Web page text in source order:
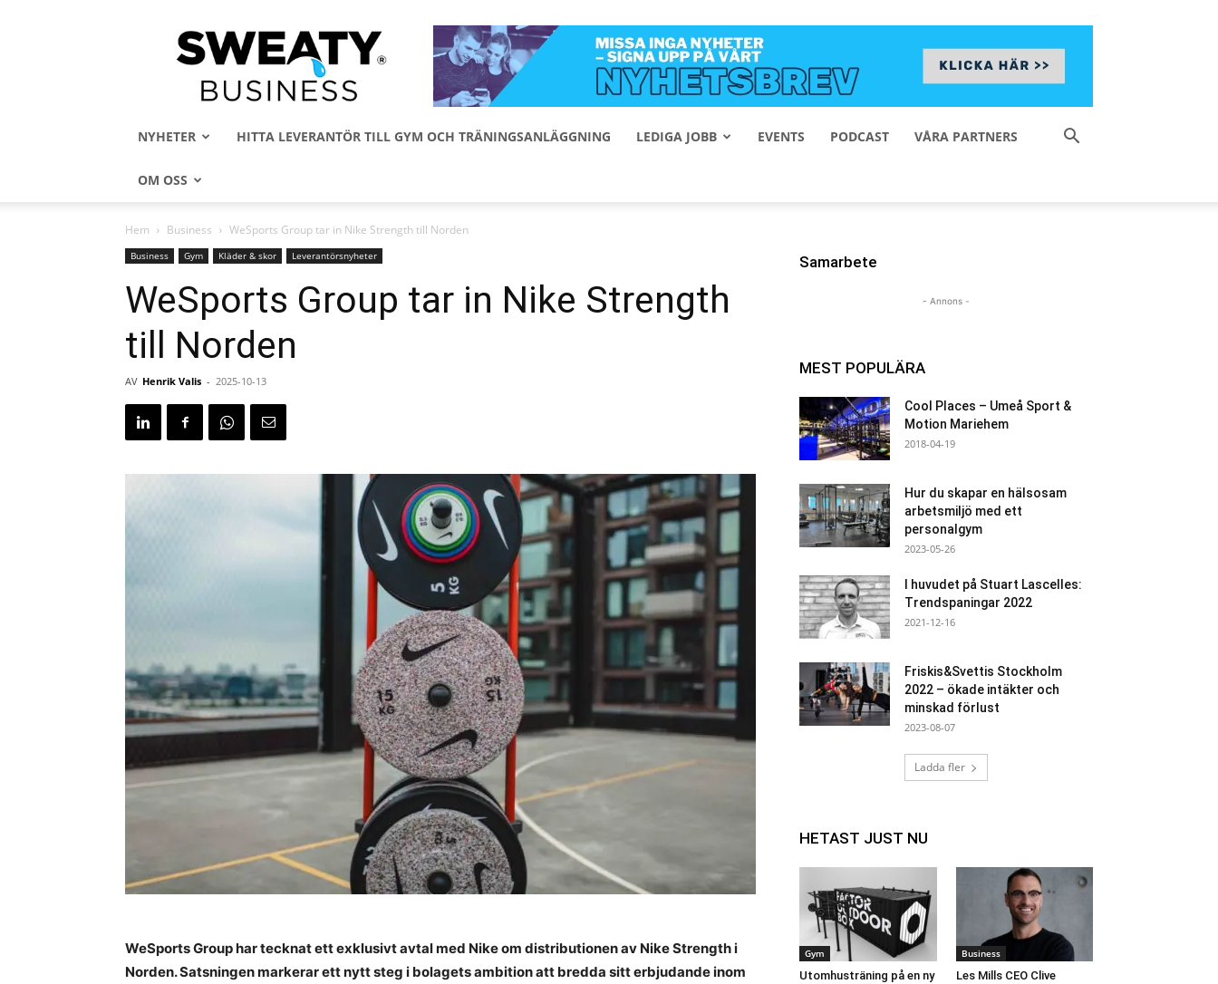
Sweaty
Business
NYHETER HITTA LEVERANTÖR TILL GYM OCH TRÄNINGSANLÄGGNING LEDIGA JOBB EVENTS PODCAST VÅRA PARTNERS
OM OSS
Hem Business WeSports Group tar in Nike Strength till Norden
Business Gym Kläder & skor Leverantörsnyheter
WeSports Group tar in Nike Strength
till Norden
AV Henrik Valis - 2025-10-13
WeSports Group har tecknat ett exklusivt avtal med Nike om distributionen av Nike Strength i
Norden. Satsningen markerar ett nytt steg i bolagets ambition att bredda sitt erbjudande inom
Samarbete
- Annons -
MEST POPULÄRA
Cool Places – Umeå Sport &
Motion Mariehem
2018-04-19
Hur du skapar en hälsosam
arbetsmiljö med ett
personalgym
2023-05-26
I huvudet på Stuart Lascelles:
Trendspaningar 2022
2021-12-16
Friskis&Svettis Stockholm
2022 – ökade intäkter och
minskad förlust
2023-08-07
Ladda fler
HETAST JUST NU
Gym
Utomhusträning på en ny
Business
Les Mills CEO Clive